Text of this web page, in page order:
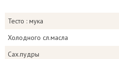
Тесто : мука
Холодного сл.масла
Сах.пудры